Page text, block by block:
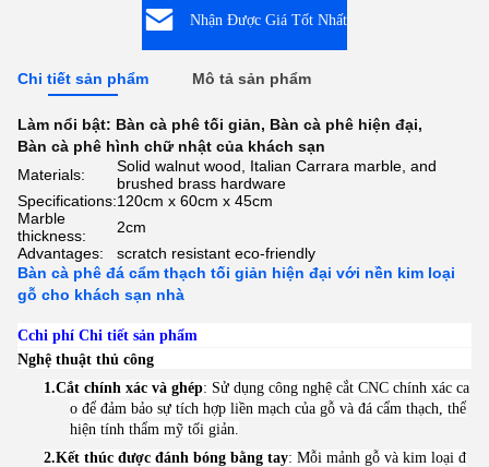
Nhận Được Giá Tốt Nhất
Chi tiết sản phẩm Mô tả sản phẩm
Làm nổi bật: Bàn cà phê tối giản, Bàn cà phê hiện đại,
Bàn cà phê hình chữ nhật của khách sạn
Materials:
Solid walnut wood, Italian Carrara marble, and
brushed brass hardware
Specifications:120cm x 60cm x 45cm
Marble
thickness:
2cm
Advantages:
scratch resistant eco-friendly
Bàn cà phê đá cẩm thạch tối giản hiện đại với nền kim loại
gỗ cho khách sạn nhà
Cchi phí Chi tiết sản phẩm
Nghệ thuật thủ công
1.Cắt chính xác và ghép: Sử dụng công nghệ cắt CNC chính xác ca
o để đảm bảo sự tích hợp liền mạch của gỗ và đá cẩm thạch, thể
hiện tính thẩm mỹ tối giản.
2.Kết thúc được đánh bóng bằng tay: Mỗi mảnh gỗ và kim loại đ